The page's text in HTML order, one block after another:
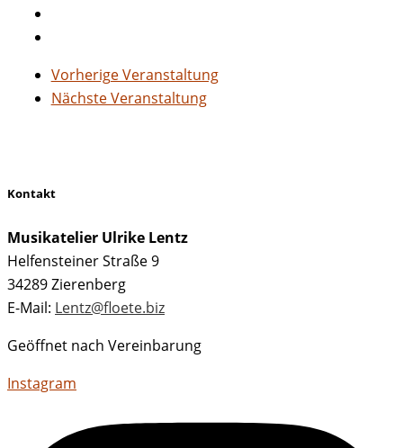
Vorherige Veranstaltung
Nächste Veranstaltung
Kontakt
Musikatelier Ulrike Lentz
Helfensteiner Straße 9
34289 Zierenberg
E-Mail: Lentz@floete.biz
Geöffnet nach Vereinbarung
Instagram